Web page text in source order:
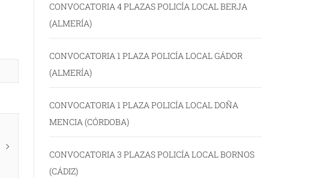
CONVOCATORIA 4 PLAZAS POLICÍA LOCAL BERJA
(ALMERÍA)
CONVOCATORIA 1 PLAZA POLICÍA LOCAL GÁDOR
(ALMERÍA)
CONVOCATORIA 1 PLAZA POLICÍA LOCAL DOÑA
MENCIA (CÓRDOBA)
CONVOCATORIA 3 PLAZAS POLICÍA LOCAL BORNOS
(CÁDIZ)